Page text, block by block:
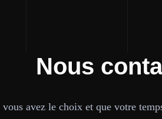
Nous
vous avez le choix et que votre